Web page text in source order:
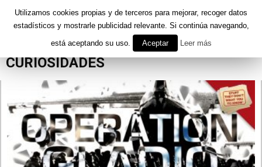
Curiosidades
CURIOSIDADES
Utilizamos cookies propias y de terceros para mejorar, recoger datos
estadísticos y mostrarle publicidad relevante. Si continúa navegando,
está aceptando su uso.
Aceptar Leer más